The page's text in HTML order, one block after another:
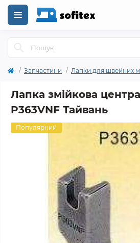
Запчастини Лапки для швейних
Лапка змійкова
P363VNF Тайвань
Популярний